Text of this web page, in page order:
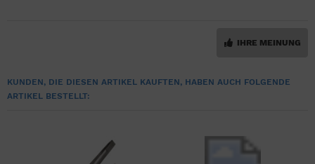
IHRE MEINUNG
KUNDEN, DIE DIESEN ARTIKEL KAUFTEN, HABEN AUCH FOLGENDE
ARTIKEL BESTELLT: